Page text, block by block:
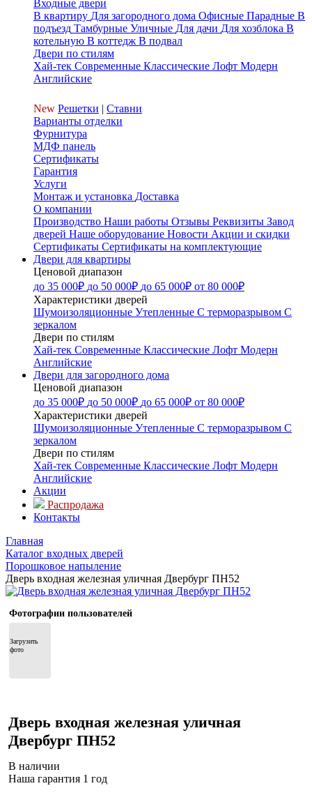
Входные двери
В квартиру Для загородного дома Офисные Парадные В
подъезд Тамбурные Уличные Для дачи Для хозблока В
котельную В коттедж В подвал
Двери по стилям
Хай-тек Современные Классические Лофт Модерн
Английские
New Решетки | Ставни
Варианты отделки
Фурнитура
МДФ панель
Сертификаты
Гарантия
Услуги
Монтаж и установка Доставка
О компании
Производство Наши работы Отзывы Реквизиты Завод
дверей Наше оборудование Новости Акции и скидки
Сертификаты Сертификаты на комплектующие
Двери для квартиры
Ценовой диапазон
до 35 000₽ до 50 000₽ до 65 000₽ от 80 000₽
Характеристики дверей
Шумоизоляционные Утепленные С терморазрывом С
зеркалом
Двери по стилям
Хай-тек Современные Классические Лофт Модерн
Английские
Двери для загородного дома
Ценовой диапазон
до 35 000₽ до 50 000₽ до 65 000₽ от 80 000₽
Характеристики дверей
Шумоизоляционные Утепленные С терморазрывом С
зеркалом
Двери по стилям
Хай-тек Современные Классические Лофт Модерн
Английские
Акции
Распродажа
Контакты
Главная
Каталог входных дверей
Порошковое напыление
Дверь входная железная уличная Двербург ПН52
Фотографии пользователей
Загрузить
фото
Дверь входная железная уличная
Двербург ПН52
В наличии
Наша гарантия 1 год